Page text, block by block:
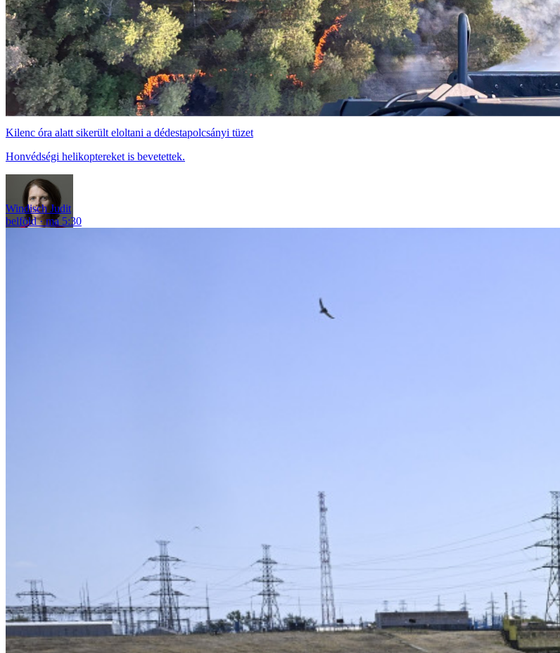
Kilenc óra alatt sikerült eloltani a dédestapolcsányi tüzet
Honvédségi helikoptereket is bevetettek.
Windisch Judit
belföld
ma 5:30